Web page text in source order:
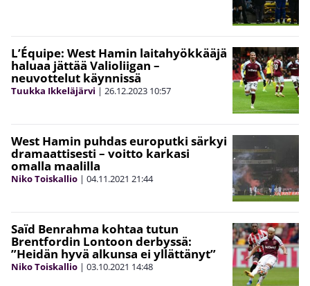
L’Équipe: West Hamin laitahyökkääjä
haluaa jättää Valioliigan –
neuvottelut käynnissä
Tuukka Ikkeläjärvi | 26.12.2023 10:57
West Hamin puhdas europutki särkyi
dramaattisesti – voitto karkasi
omalla maalilla
Niko Toiskallio | 04.11.2021 21:44
Saïd Benrahma kohtaa tutun
Brentfordin Lontoon derbyssä:
”Heidän hyvä alkunsa ei yllättänyt”
Niko Toiskallio | 03.10.2021 14:48